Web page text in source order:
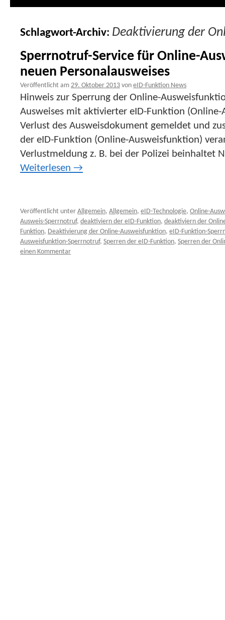
Schlagwort-Archiv: Deaktivierung der
Sperrnotruf-Service für Online-
neuen Personalausweises
Veröffentlicht am 29. Oktober 2013 von eID-Funktion News
Hinweis zur Sperrung der Online-
Ausweises mit aktivierter eID-Funktion
Verlust des Ausweisdokument gemeldet und
der eID-Funktion (Online-Ausweisfunktion)
Verlustmeldung z. B. bei der Polizei beinhaltet
Weiterlesen →
Veröffentlicht unter Allgemein, Allgemein, eID-Technologie, Online-
Ausweis-Sperrnotruf, deaktiviern der eID-Funktion, deaktiviern der
Funktion, Deaktivierung der Online-Ausweisfunktion, eID-Funktion-
Ausweisfunktion-Sperrnotruf, Sperren der eID-Funktion, Sperren der
einen Kommentar